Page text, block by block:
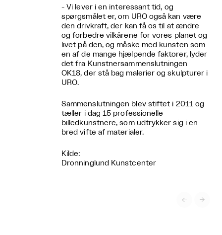
- Vi lever i en interessant tid, og
spørgsmålet er, om URO også kan være
den drivkraft, der kan få os til at ændre
og forbedre vilkårene for vores planet og
livet på den, og måske med kunsten som
en af de mange hjælpende faktorer, lyder
det fra Kunstnersammenslutningen
OK18, der stå bag malerier og skulpturer i
URO.
Sammenslutningen blev stiftet i 2011 og
tæller i dag 15 professionelle
billedkunstnere, som udtrykker sig i en
bred vifte af materialer.
Kilde:
Dronninglund Kunstcenter
 